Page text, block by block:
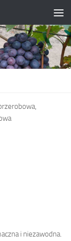
i niezawodna.